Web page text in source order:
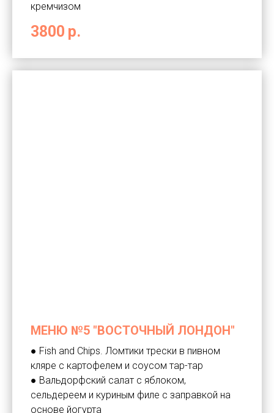
кремчизом
3800 р.
МЕНЮ №5 "ВОСТОЧНЫЙ ЛОНДОН"
● Fish and Chips. Ломтики трески в пивном
кляре с картофелем и соусом тар-тар
● Вальдорфский салат с яблоком,
сельдереем и куриным филе с заправкой на
основе йогурта